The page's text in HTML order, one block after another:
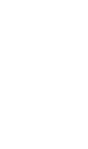
服装は？会場に
体どんな服装で行けば
イミングを教え